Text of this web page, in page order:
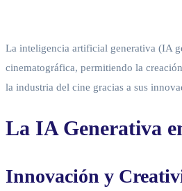
La inteligencia artificial generativa (IA
cinematográfica, permitiendo la
la industria del cine gracias a sus
La IA Generativa
Innovación y